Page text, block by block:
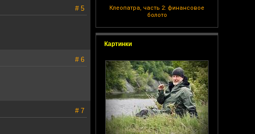
Клеопатра, часть 2: финансовое
болото
Картинки
# 5
# 6
# 7